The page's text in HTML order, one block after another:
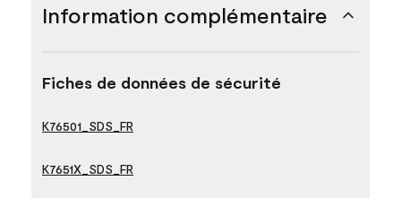
Information complémentaire
Fiches de données de sécurité
K76501_SDS_FR
K7651X_SDS_FR